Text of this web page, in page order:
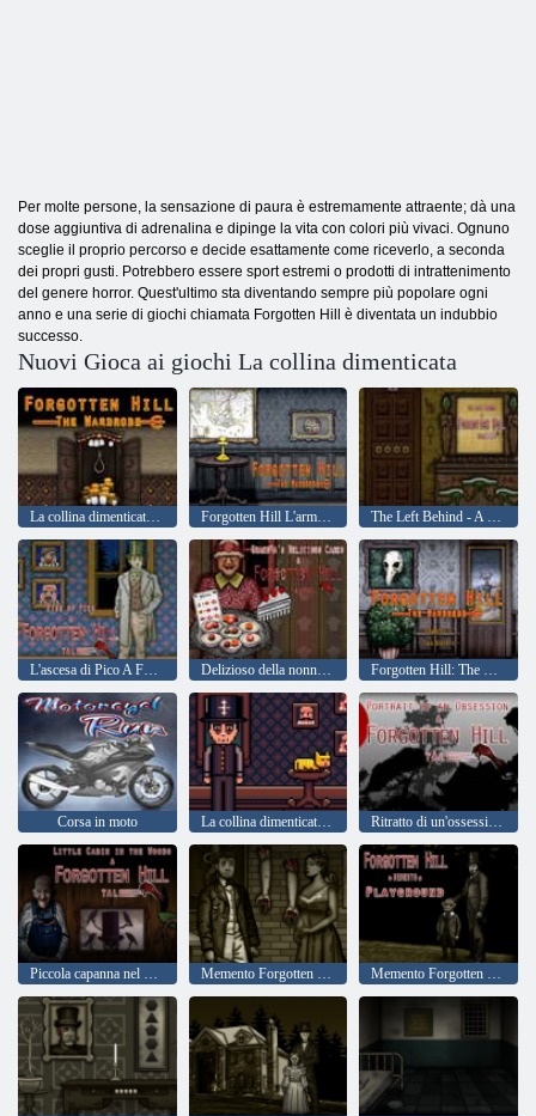
Per molte persone, la sensazione di paura è estremamente attraente; dà una
dose aggiuntiva di adrenalina e dipinge la vita con colori più vivaci. Ognuno
sceglie il proprio percorso e decide esattamente come riceverlo, a seconda
dei propri gusti. Potrebbero essere sport estremi o prodotti di intrattenimento
del genere horror. Quest'ultimo sta diventando sempre più popolare ogni
anno e una serie di giochi chiamata Forgotten Hill è diventata un indubbio
successo.
Nuovi Gioca ai giochi La collina dimenticata
La collina dimenticata: l'armadio Forgotten Hill L'armadio – Capitolo 1 – Altri amici The Left Behind - A Forgotten Hill Tale
Delizioso della nonna - Torte A Forgotten Hill Tale
Corsa in moto La collina dimenticata di Pico Ritratto di un'ossessione A Forgotten Hill Tale
Piccola capanna nel bosco A Forgotten Hill Tale Memento Forgotten Hill: cose sepolte Memento Forgotten Hill: Parco giochi